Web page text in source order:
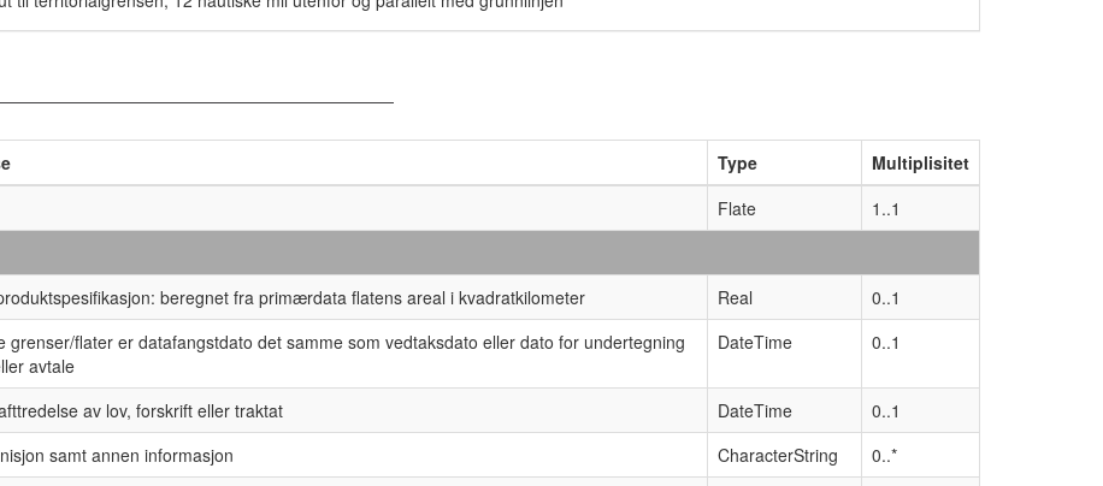
Type
Multiplisitet
Flate
1..1
beregnet fra primærdata flatens areal i kvadratkilometer Real
0..1
grenser/flater er datafangstdato det samme som vedtaksdato eller dato for undertegning
avtale
DateTime 0..1
av lov, forskrift eller traktat DateTime
0..1
samt annen informasjon CharacterString
0..*